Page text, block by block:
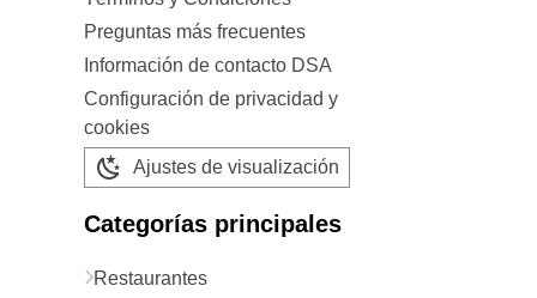
Preguntas más frecuentes
Información de contacto DSA
Configuración de privacidad y
cookies
Ajustes de visualización
Categorías principales
Restaurantes